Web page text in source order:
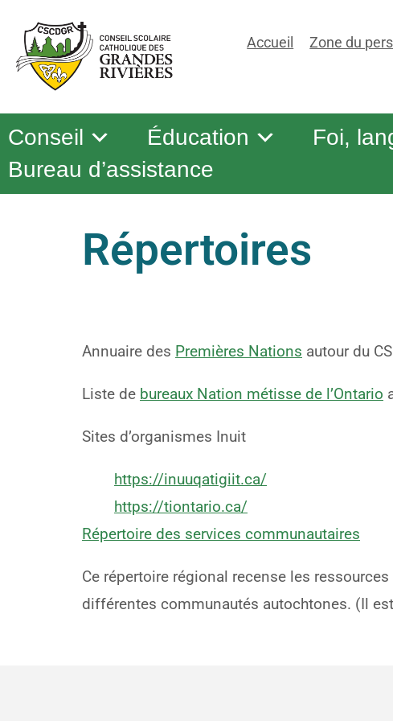
Accueil Zone du
Conseil Éducation Foi,
Bureau d’assistance
Répertoires
Annuaire des Premières Nations autour du
Liste de bureaux Nation métisse de l’Ontario
Sites d’organismes Inuit
https://inuuqatigiit.ca/
https://tiontario.ca/
Répertoire des services communautaires
Ce répertoire régional recense les
différentes communautés autochtones. (Il